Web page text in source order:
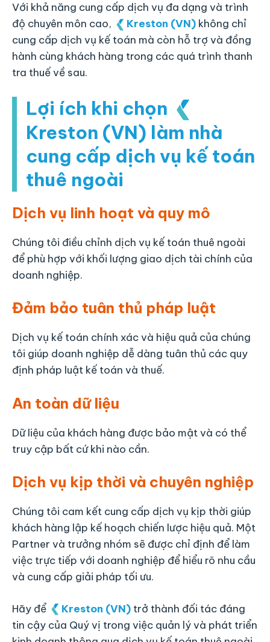
Với khả năng cung cấp dịch vụ đa dạng và trình
độ chuyên môn cao,
Kreston (VN) không chỉ
cung cấp dịch vụ kế toán mà còn hỗ trợ và đồng
hành cùng khách hàng trong các quá trình thanh
tra thuế về sau.
Lợi ích khi chọn
Kreston (VN) làm nhà
cung cấp dịch vụ kế toán
thuê ngoài
Dịch vụ linh hoạt và quy mô
Chúng tôi điều chỉnh dịch vụ kế toán thuê ngoài
để phù hợp với khối lượng giao dịch tài chính của
doanh nghiệp.
Đảm bảo tuân thủ pháp luật
Dịch vụ kế toán chính xác và hiệu quả của chúng
tôi giúp doanh nghiệp dễ dàng tuân thủ các quy
định pháp luật kế toán và thuế.
An toàn dữ liệu
Dữ liệu của khách hàng được bảo mật và có thể
truy cập bất cứ khi nào cần.
Dịch vụ kịp thời và chuyên nghiệp
Chúng tôi cam kết cung cấp dịch vụ kịp thời giúp
khách hàng lập kế hoạch chiến lược hiệu quả. Một
Partner và trưởng nhóm sẽ được chỉ định để làm
việc trực tiếp với doanh nghiệp để hiểu rõ nhu cầu
và cung cấp giải pháp tối ưu.
Hãy để Kreston (VN) trở thành đối tác đáng
tin cậy của Quý vị trong việc quản lý và phát triển